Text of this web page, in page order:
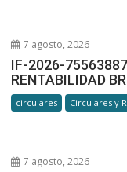
7 agosto, 2026
IF-2026-
RENTABILIDAD
circulares Circulares y
7 agosto, 2026